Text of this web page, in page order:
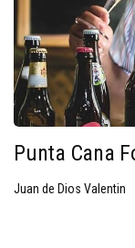
Punta Cana
Juan de Dios Valentin